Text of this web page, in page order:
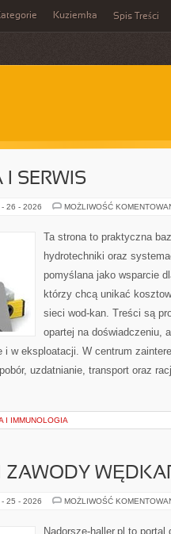
Kuziemka Spis Treści
I SERWIS
- 26 - 2026 MOŻLIWOŚĆ
Ta strona to praktyczna
hydrotechniki oraz
pomyślana jako wsparcie
którzy chcą unikać
sieci wod-kan. Treści są
opartej na doświadczeniu,
i w eksploatacji. W centrum
uzdatnianie, transport oraz
I IMMUNOLOGIA
ZAWODY
- 25 - 2026 MOŻLIWOŚĆ
Nadorsze-haller.pl to portal